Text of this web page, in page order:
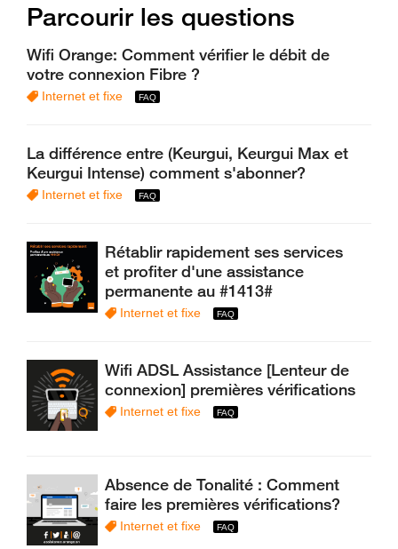
Parcourir les questions
Wifi Orange: Comment vérifier le débit de
votre connexion Fibre ?
Internet et fixe
La différence entre (Keurgui, Keurgui Max et
Keurgui Intense) comment s'abonner?
Internet et fixe
Rétablir rapidement ses services
et profiter d'une assistance
permanente au #1413#
Internet et fixe
Wifi ADSL Assistance [Lenteur de
connexion] premières vérifications
Internet et fixe
Absence de Tonalité : Comment
faire les premières vérifications?
Internet et fixe